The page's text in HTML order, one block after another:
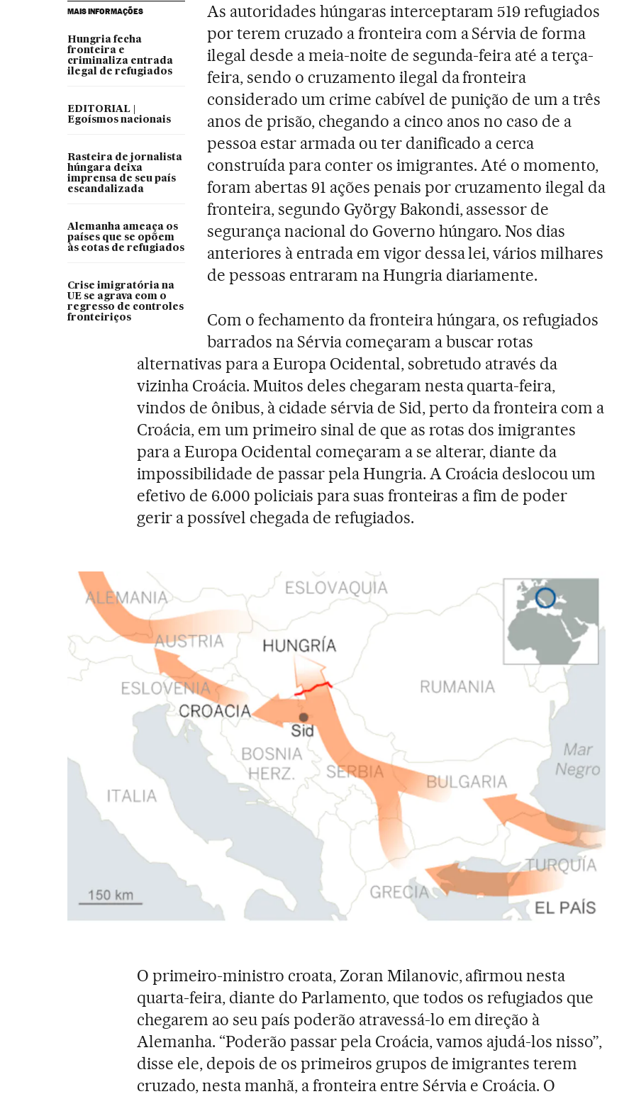
MAIS INFORMAÇÕES
Hungria fecha
fronteira e
criminaliza entrada
ilegal de refugiados
EDITORIAL |
Egoísmos nacionais
Rasteira de jornalista
húngara deixa
imprensa de seu país
escandalizada
Alemanha ameaça os
países que se opõem
às cotas de refugiados
Crise imigratória na
UE se agrava com o
regresso de controles
fronteiriços
As autoridades húngaras interceptaram 519 refugiados
por terem cruzado a fronteira com a Sérvia de forma
ilegal desde a meia-noite de segunda-feira até a terça-
feira, sendo o cruzamento ilegal da fronteira
considerado um crime cabível de punição de um a três
anos de prisão, chegando a cinco anos no caso de a
pessoa estar armada ou ter danificado a cerca
construída para conter os imigrantes. Até o momento,
foram abertas 91 ações penais por cruzamento ilegal da
fronteira, segundo György Bakondi, assessor de
segurança nacional do Governo húngaro. Nos dias
anteriores à entrada em vigor dessa lei, vários milhares
de pessoas entraram na Hungria diariamente.
Com o fechamento da fronteira húngara, os refugiados
barrados na Sérvia começaram a buscar rotas
alternativas para a Europa Ocidental, sobretudo através da
vizinha Croácia. Muitos deles chegaram nesta quarta-feira,
vindos de ônibus, à cidade sérvia de Sid, perto da fronteira com a
Croácia, em um primeiro sinal de que as rotas dos imigrantes
para a Europa Ocidental começaram a se alterar, diante da
impossibilidade de passar pela Hungria. A Croácia deslocou um
efetivo de 6.000 policiais para suas fronteiras a fim de poder
gerir a possível chegada de refugiados.
O primeiro-ministro croata, Zoran Milanovic, afirmou nesta
quarta-feira, diante do Parlamento, que todos os refugiados que
chegarem ao seu país poderão atravessá-lo em direção à
Alemanha. “Poderão passar pela Croácia, vamos ajudá-los nisso”,
disse ele, depois de os primeiros grupos de imigrantes terem
cruzado, nesta manhã, a fronteira entre Sérvia e Croácia. O